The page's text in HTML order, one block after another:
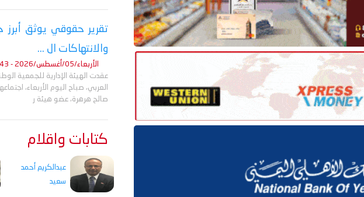
تقرير حقوقي يوثق أبرز
والانتهاكات ال ...
الأربعاء/05/أغسطس/2026 - 07:43 م
عقدت الهيئة الإدارية للجمعية
العربي، صباح اليوم الأربعاء،
صالح هرهرة، عضو هيئة ر
كتابات واقلام
عبدالكريم أحمد
سعيد